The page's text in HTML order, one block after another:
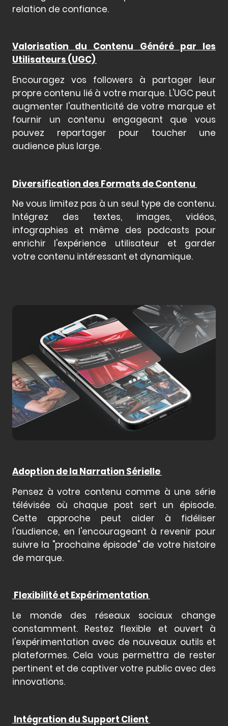
relation de confiance.
Valorisation du Contenu Généré par les
Utilisateurs (UGC)
Encouragez vos followers à partager leur
propre contenu lié à votre marque. L'UGC peut
augmenter l'authenticité de votre marque et
fournir un contenu engageant que vous
pouvez repartager pour toucher une
audience plus large.
Diversification des Formats de Contenu
Ne vous limitez pas à un seul type de contenu.
Intégrez des textes, images, vidéos,
infographies et même des podcasts pour
enrichir l'expérience utilisateur et garder
votre contenu intéressant et dynamique.
Adoption de la Narration Sérielle
Pensez à votre contenu comme à une série
télévisée où chaque post sert un épisode.
Cette approche peut aider à fidéliser
l'audience, en l'encourageant à revenir pour
suivre la "prochaine épisode" de votre histoire
de marque.
Flexibilité et Expérimentation
Le monde des réseaux sociaux change
constamment. Restez flexible et ouvert à
l'expérimentation avec de nouveaux outils et
plateformes. Cela vous permettra de rester
pertinent et de captiver votre public avec des
innovations.
Intégration du Support Client